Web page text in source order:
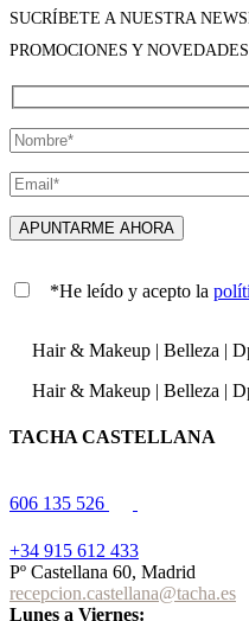
SUCRÍBETE A NUESTRA
PROMOCIONES Y
*He leído y acepto la
Hair & Makeup | Belleza |
Hair & Makeup | Belleza |
TACHA CASTELLANA
606 135 526
+34 915 612 433
Pº Castellana 60, Madrid
recepcion.castellana@tacha.es
Lunes a Viernes: